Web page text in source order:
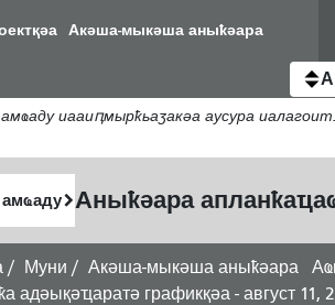
Акәша-мыкәша аныҟәара
иааиԥмырҟьаӡакәа аусура иалагоит.
Аныҟәара
Акәша-мыкәша аныҟәара
Муни
адәықәҵаратә графикқәа - август 11,